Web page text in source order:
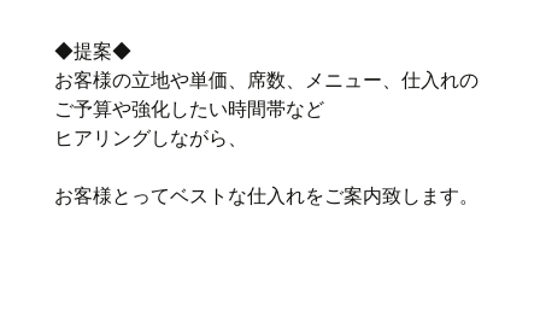
◆提案◆
お客様の立地や単価、席数、メニュー、仕入れの
ご予算や強化したい時間帯など
ヒアリングしながら、
お客様とってベストな仕入れをご案内致します。